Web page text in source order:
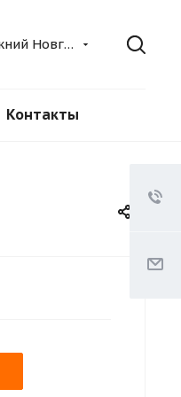
Нижний Новгород
Контакты